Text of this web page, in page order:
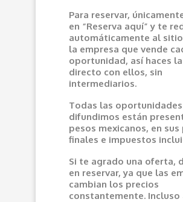
Para reservar,
en “Reserva aquí” y te
automáticamente al
la empresa que vende
oportunidad, así haces
directo con ellos, sin
intermediarios.
Todas las
difundimos están
pesos mexicanos, en sus
finales e impuestos
Si te agrado una oferta,
en reservar, ya que las
cambian los precios
constantemente. Incluso